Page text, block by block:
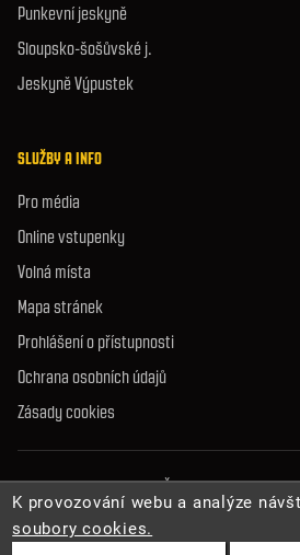
Punkevní jeskyně
Sloupsko-šošůvské j.
Jeskyně Výpustek
SLUŽBY A INFO
Pro média
Online vstupenky
Volná místa
Mapa stránek
Prohlášení o přístupnosti
Ochrana osobních údajů
Zásady cookies
© 2026 Správa jeskyní České republiky.
K provozování webu a analýze
soubory cookies.